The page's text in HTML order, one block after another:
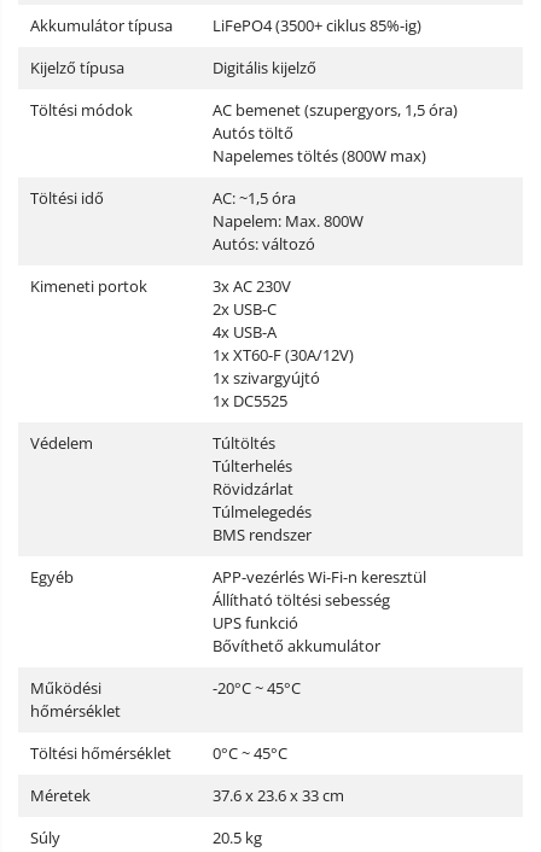
Akkumulátor típusa
LiFePO4 (3500+ ciklus 85%-ig)
Kijelző típusa
Digitális kijelző
Töltési módok
AC bemenet (szupergyors, 1,5 óra)
Autós töltő
Napelemes töltés (800W max)
Töltési idő
AC: ~1,5 óra
Napelem: Max. 800W
Autós: változó
Kimeneti portok
3x AC 230V
2x USB-C
4x USB-A
1x XT60-F (30A/12V)
1x szivargyújtó
1x DC5525
Védelem
Túltöltés
Túlterhelés
Rövidzárlat
Túlmelegedés
BMS rendszer
Egyéb
APP-vezérlés Wi-Fi-n keresztül
Állítható töltési sebesség
UPS funkció
Bővíthető akkumulátor
Működési
hőmérséklet
-20°C ~ 45°C
Töltési hőmérséklet
0°C ~ 45°C
Méretek
37.6 x 23.6 x 33 cm
Súly
20.5 kg